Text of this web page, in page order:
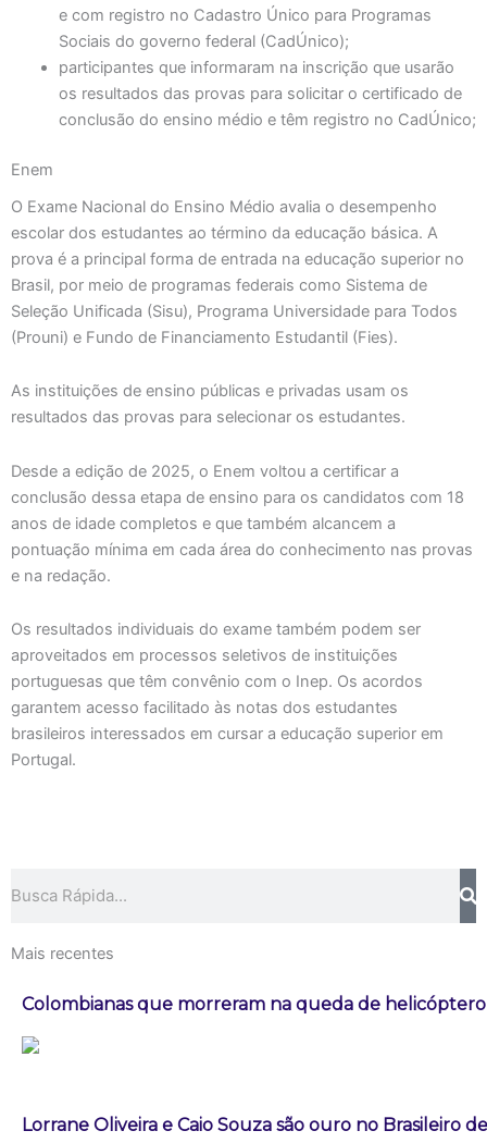
e com registro no Cadastro Único para Programas
Sociais do governo federal (CadÚnico);
participantes que informaram na inscrição que usarão
os resultados das provas para solicitar o certificado de
conclusão do ensino médio e têm registro no CadÚnico;
Enem
O Exame Nacional do Ensino Médio avalia o desempenho
escolar dos estudantes ao término da educação básica. A
prova é a principal forma de entrada na educação superior no
Brasil, por meio de programas federais como Sistema de
Seleção Unificada (Sisu), Programa Universidade para Todos
(Prouni) e Fundo de Financiamento Estudantil (Fies).
As instituições de ensino públicas e privadas usam os
resultados das provas para selecionar os estudantes.
Desde a edição de 2025, o Enem voltou a certificar a
conclusão dessa etapa de ensino para os candidatos com 18
anos de idade completos e que também alcancem a
pontuação mínima em cada área do conhecimento nas provas
e na redação.
Os resultados individuais do exame também podem ser
aproveitados em processos seletivos de instituições
portuguesas que têm convênio com o Inep. Os acordos
garantem acesso facilitado às notas dos estudantes
brasileiros interessados em cursar a educação superior em
Portugal.
Mais recentes
Colombianas que morreram na queda de
Lorrane Oliveira e Caio Souza são ouro no Brasileiro